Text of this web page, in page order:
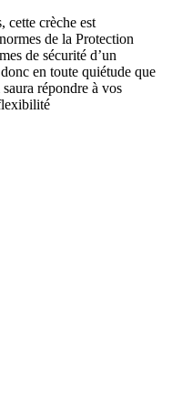
cette crèche est
de la Protection
de sécurité d’un
en toute quiétude que
répondre à vos